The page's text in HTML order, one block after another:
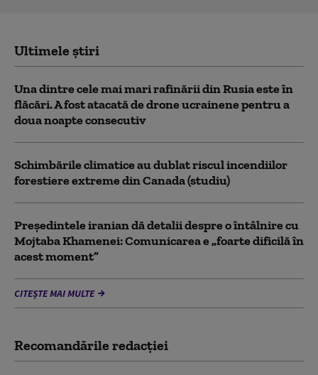
Ultimele știri
Una dintre cele mai mari rafinării din Rusia este în
flăcări. A fost atacată de drone ucrainene pentru a
doua noapte consecutiv
Schimbările climatice au dublat riscul incendiilor
forestiere extreme din Canada (studiu)
Preşedintele iranian dă detalii despre o întâlnire cu
Mojtaba Khamenei: Comunicarea e „foarte dificilă în
acest moment”
CITEȘTE MAI MULTE
Recomandările redacţiei